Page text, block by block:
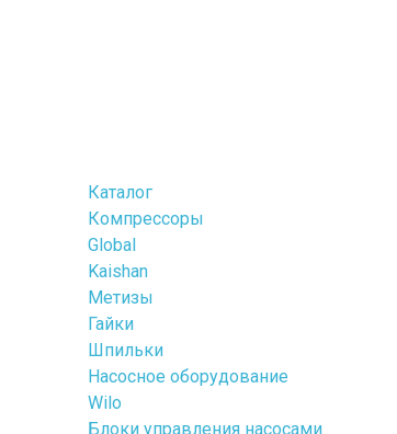
Каталог
Компрессоры
Global
Kaishan
Метизы
Гайки
Шпильки
Насосное оборудование
Wilo
Блоки управления насосами